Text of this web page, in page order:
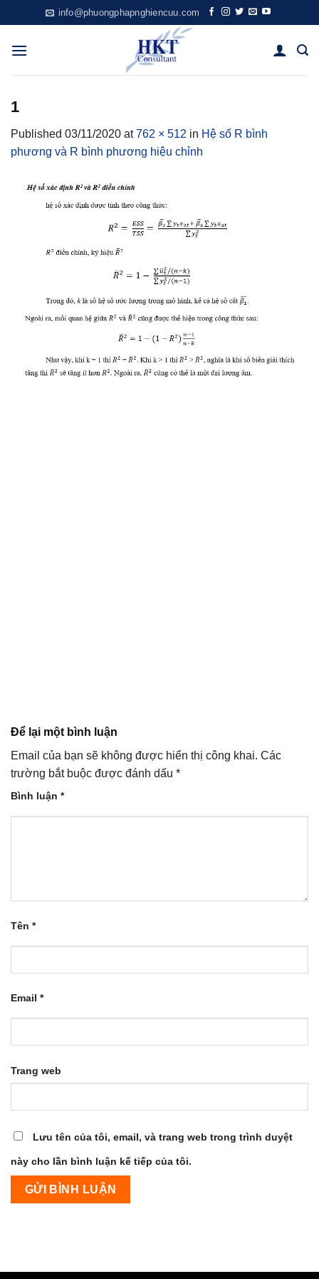
to
content
info@phuongphapnghiencuu.com
1
Published 03/11/2020 at762 × 512 in Hệ số R bình
phương và R bình phương hiệu chỉnh
Để lại một bình luận
Email của bạn sẽ không được hiển thị công khai. Các
trường bắt buộc được đánh dấu *
Bình luận *
Tên *
Email *
Trang web
Lưu tên của tôi, email, và trang web trong trình duyệt
này cho lần bình luận kế tiếp của tôi.